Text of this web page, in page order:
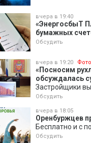
вчера в 19:40
«ЭнергосбыТ
бумажных
Обсудить
вчера в 19:20 Фото
«Посносим
обсуждалась
Застройщики
Обсудить
вчера в 18:05
Оренбуржцев
Бесплатно и с
Обсудить